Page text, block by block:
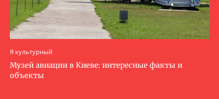
Я культурный
Музей авиации в Киеве: интересные факты и
объекты